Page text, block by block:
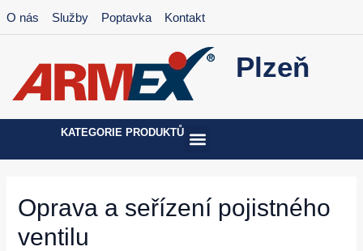
na
O nás Služby Poptavka Kontakt
Plzeň
KATEGORIE PRODUKTŮ
Oprava a seřízení pojistného
ventilu
navigation